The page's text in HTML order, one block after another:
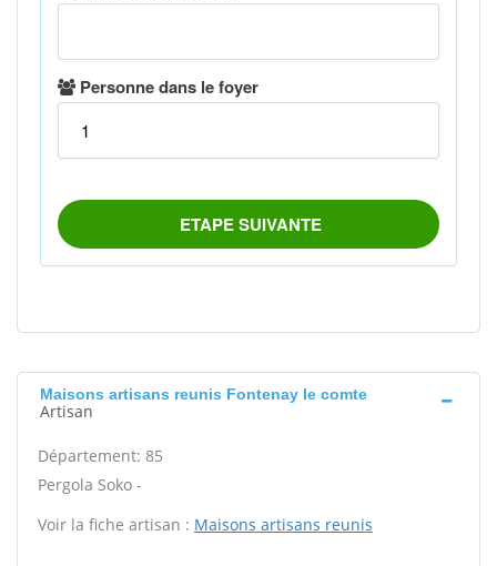
Maisons artisans reunis Fontenay le comte
Artisan
Département: 85
Pergola Soko -
Voir la fiche artisan : Maisons artisans reunis